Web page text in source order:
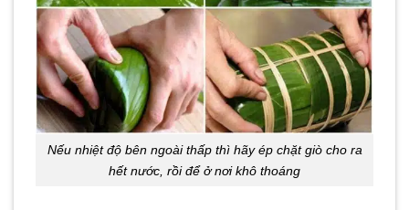
Nếu nhiệt độ bên ngoài thấp thì hãy ép chặt giò cho ra
hết nước, rồi để ở nơi khô thoáng